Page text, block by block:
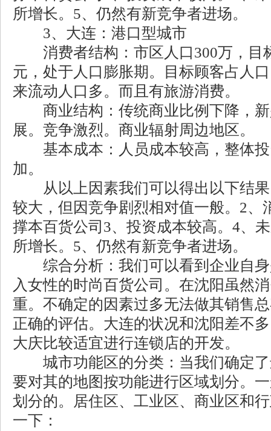
所增长。5、仍然有新竞争者进场。
3、大连：港口型城市
消费者结构：市区人口300万，目
元，处于人口膨胀期。目标顾客占人
来流动人口多。而且有旅游消费。
商业结构：传统商业比例下降，新
展。竞争激烈。商业辐射周边地区。
基本成本：人员成本较高，整体投
加。
从以上因素我们可以得出以下结果
较大，但因竞争剧烈相对值一般。2、
撑本百货公司3、投资成本较高。4、
所增长。5、仍然有新竞争者进场。
综合分析：我们可以看到企业自身
入女性的时尚百货公司。在沈阳虽然
重。不确定的因素过多无法做其销售
正确的评估。大连的状况和沈阳差不
大庆比较适宜进行连锁店的开发。
城市功能区的分类：当我们确定了
要对其的地图按功能进行区域划分。
划分的。居住区、工业区、商业区和
一下：